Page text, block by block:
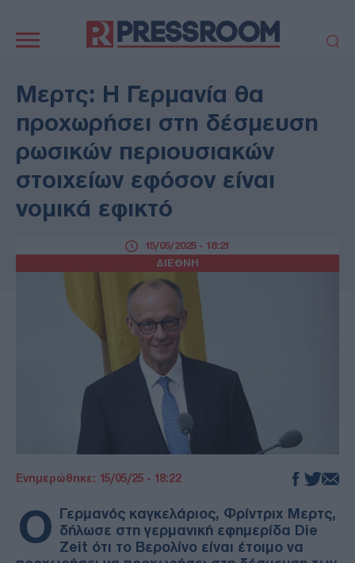
πλοήγηση
ΠΟΛΙΤΙΚΗ
ΤΟΥΡΚΙΑ
ΟΙΚΟΝΟΜΙΑ
ΕΚΚΛΗΣΙΑ
ΑΜΥΝΑ
ΔΙΕΘΝΗ
ΚΥΠΡΟΣ
MEDIA
LIFESTYLE
SPORTS
ΤΕΧΝΟΛΟΓΙΑ
ΠΑΡΑΞΕΝΑ
ΖΩΔΙΑ
ΑΡΘΡΟΓΡΑΦΙΑ
Μερτς: Η Γερμανία θα
προχωρήσει στη δέσμευση
ρωσικών περιουσιακών
στοιχείων εφόσον είναι
νομικά εφικτό
ΔΙΕΘΝΗ
15/05/2025 - 18:21
Ενημερώθηκε: 15/05/25 - 18:22
Ο Γερμανός καγκελάριος, Φρίντριχ Μερτς,
δήλωσε στη γερμανική εφημερίδα Die
Zeit ότι το Βερολίνο είναι έτοιμο να